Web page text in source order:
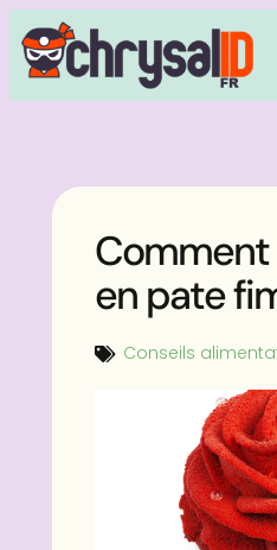
Comment
en pate
Conseils